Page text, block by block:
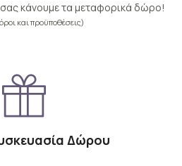
κάνουμε τα μεταφορικά δώρο!
και προϋποθέσεις)
Δώρου